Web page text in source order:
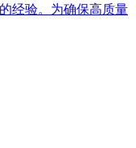
经验。为确保高质量